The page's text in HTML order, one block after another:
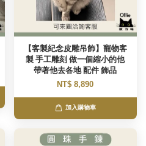
【客製紀念皮雕吊飾】寵物客
製 手工雕刻 做一個縮小的他
帶著他去各地 配件 飾品
NT$ 8,890
加入購物車